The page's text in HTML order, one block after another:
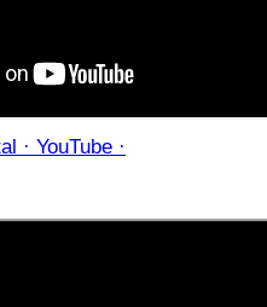
· YouTube ·